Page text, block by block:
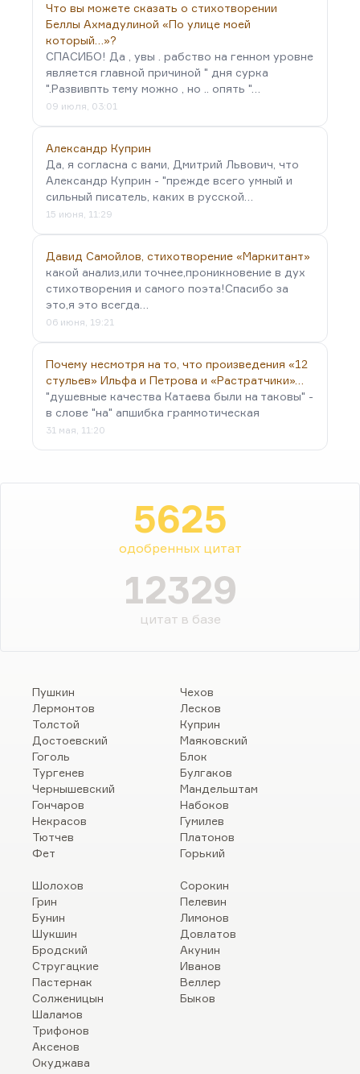
Что вы можете сказать о стихотворении
Беллы Ахмадулиной «По улице моей
который…»?
СПАСИБО! Да , увы . рабство на генном уровне
является главной причиной " дня сурка
".Развивпть тему можно , но .. опять "…
09 июля, 03:01
Александр Куприн
Да, я согласна с вами, Дмитрий Львович, что
Александр Куприн - "прежде всего умный и
сильный писатель, каких в русской…
15 июня, 11:29
Давид Самойлов, стихотворение «Маркитант»
какой анализ,или точнее,проникновение в дух
стихотворения и самого поэта!Спасибо за
это,я это всегда…
06 июня, 19:21
Почему несмотря на то, что произведения «12
стульев» Ильфа и Петрова и «Растратчики»…
"душевные качества Катаева были на таковы" -
в слове "на" апшибка граммотическая
31 мая, 11:20
5625
одобренных цитат
12329
цитат в базе
Пушкин
Лермонтов
Толстой
Достоевский
Гоголь
Тургенев
Чернышевский
Гончаров
Некрасов
Тютчев
Фет
Чехов
Лесков
Куприн
Маяковский
Блок
Булгаков
Мандельштам
Набоков
Гумилев
Платонов
Горький
Шолохов
Грин
Бунин
Шукшин
Бродский
Стругацкие
Пастернак
Солженицын
Шаламов
Трифонов
Аксенов
Окуджава
Сорокин
Пелевин
Лимонов
Довлатов
Акунин
Иванов
Веллер
Быков